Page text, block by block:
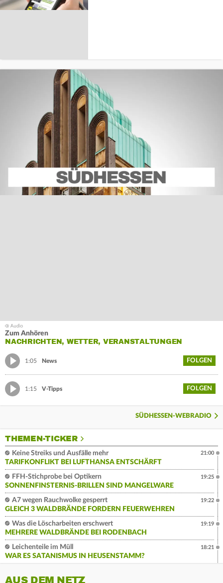
Zum Anhören
NACHRICHTEN, WETTER, VERANSTALTUNGEN
1:05 News FOLGEN
1:15 V-Tipps FOLGEN
SÜDHESSEN-WEBRADIO
THEMEN-TICKER
Keine Streiks und Ausfälle mehr
TARIFKONFLIKT BEI LUFTHANSA ENTSCHÄRFT
21:00
FFH-Stichprobe bei Optikern
SONNENFINSTERNIS-BRILLEN SIND MANGELWARE
19:25
A7 wegen Rauchwolke gesperrt
GLEICH 3 WALDBRÄNDE FORDERN FEUERWEHREN
19:22
Was die Löscharbeiten erschwert
MEHRERE WALDBRÄNDE BEI RODENBACH
19:19
Leichenteile im Müll
WAR ES SATANISMUS IN HEUSENSTAMM?
18:21
AUS DEM NETZ